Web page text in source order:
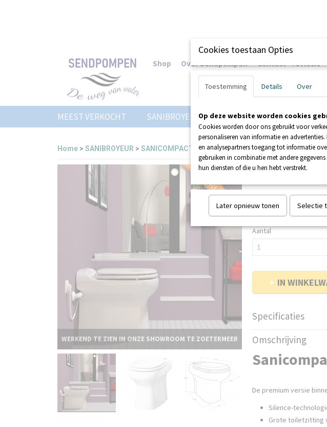
Shop Over Sendpompen Contact - reviews
MEEST VERKOCHT SANIBROYEUR ZEHNDER POMPEN
Home > SANIBROYEUR > SANICOMPACT ELITE
WERKEND TE ZIEN IN ONZE SHOWROOM TE ZOETERMEER
LAAGSTE PRIJS GARANTIE €
Levertijd Op aanvraag
Aantal
IN
Specificaties
EAN code
Productcode leverancier
Netto gewicht
Omschrijving
De premium versie
Silence-
Grote toiletzitting
Cookies toestaan Opties
Toestemming Details Over
Op deze website worden cookies
Cookies worden door ons gebruikt voor
personaliseren van informatie en
en analysepartners toegang tot informatie
gebruiken in combinatie met andere
hun diensten of die u hen hebt verstrekt.
Later opnieuw tonen Selectie